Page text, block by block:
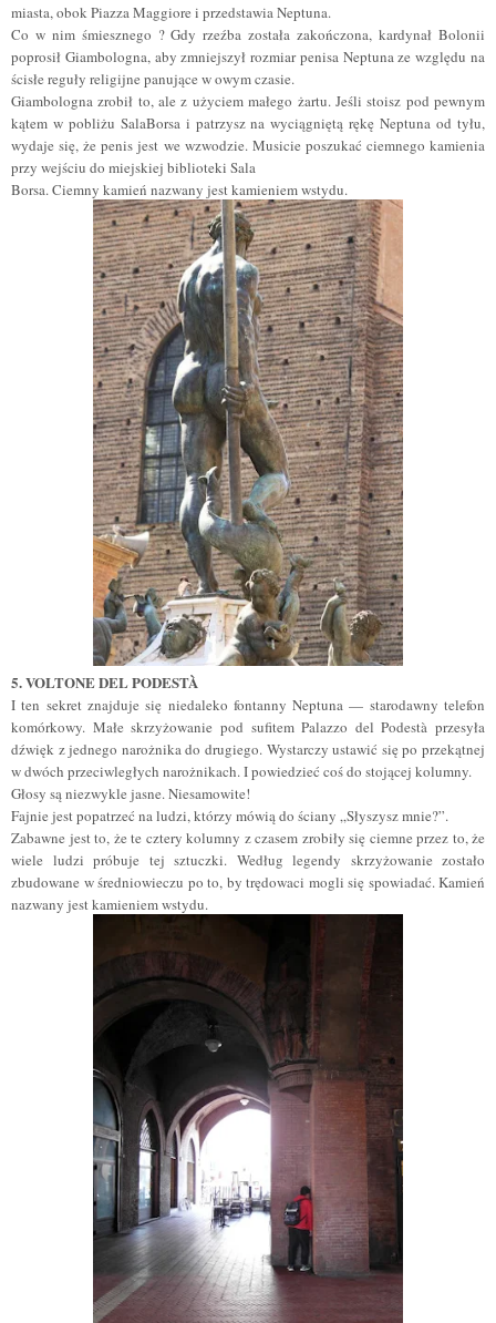
miasta, obok Piazza Maggiore i przedstawia Neptuna.
Co w nim śmiesznego ? Gdy rzeźba została zakończona, kardynał Bolonii
poprosił Giambologna, aby zmniejszył rozmiar penisa Neptuna ze względu na
ścisłe reguły religijne panujące w owym czasie.
Giambologna zrobił to, ale z użyciem małego żartu. Jeśli stoisz pod pewnym
kątem w pobliżu SalaBorsa i patrzysz na wyciągniętą rękę Neptuna od tyłu,
wydaje się, że penis jest we wzwodzie. Musicie poszukać ciemnego kamienia
przy wejściu do miejskiej biblioteki Sala
Borsa. Ciemny kamień nazwany jest kamieniem wstydu.
5.VOLTONE DEL PODESTÀ
I ten sekret znajduje się niedaleko fontanny Neptuna — starodawny telefon
komórkowy. Małe skrzyżowanie pod sufitem Palazzo del Podestà przesyła
dźwięk z jednego narożnika do drugiego. Wystarczy ustawić się po przekątnej
w dwóch przeciwległych narożnikach. I powiedzieć coś do stojącej kolumny.
Głosy są niezwykle jasne. Niesamowite!
Fajnie jest popatrzeć na ludzi, którzy mówią do ściany „Słyszysz mnie?”.
Zabawne jest to, że te cztery kolumny z czasem zrobiły się ciemne przez to, że
wiele ludzi próbuje tej sztuczki. Według legendy skrzyżowanie zostało
zbudowane w średniowieczu po to, by trędowaci mogli się spowiadać. Kamień
nazwany jest kamieniem wstydu.